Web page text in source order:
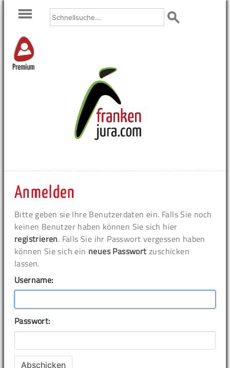
Premium
Anmelden
Bitte geben sie Ihre Benutzerdaten ein. Falls Sie noch
keinen Benutzer haben können Sie sich hier
registrieren. Falls Sie ihr Passwort vergessen haben
können Sie sich ein neues Passwort zuschicken
lassen.
Username:
Passwort: